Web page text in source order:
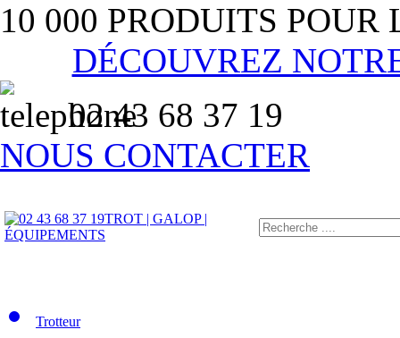
10 000 PRODUITS
DÉCOUVREZ
02 43 68 37 19
NOUS CONTACTER
TROT | GALOP |
ÉQUIPEMENTS
Trotteur